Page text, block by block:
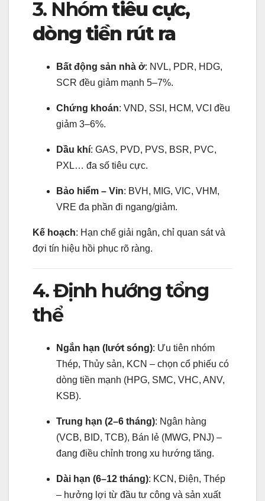
3. Nhómtiêu cực,
dòng tiền rút ra
Bất động sản nhà ở: NVL, PDR, HDG,
SCR đều giảm mạnh 5–7%.
Chứng khoán: VND, SSI, HCM, VCI đều
giảm 3–6%.
Dầu khí: GAS, PVD, PVS, BSR, PVC,
PXL… đa số tiêu cực.
Bảo hiểm – Vin: BVH, MIG, VIC, VHM,
VRE đa phần đi ngang/giảm.
Kế hoạch: Hạn chế giải ngân, chỉ quan sát và
đợi tín hiệu hồi phục rõ ràng.
4. Định hướng tổng
thể
Ngắn hạn (lướt sóng): Ưu tiên nhóm
Thép, Thủy sản, KCN – chọn cổ phiếu có
dòng tiền mạnh (HPG, SMC, VHC, ANV,
KSB).
Trung hạn (2–6 tháng): Ngân hàng
(VCB, BID, TCB), Bán lẻ (MWG, PNJ) –
đang điều chỉnh trong xu hướng tăng.
Dài hạn (6–12 tháng): KCN, Điện, Thép
– hưởng lợi từ đầu tư công và sản xuất